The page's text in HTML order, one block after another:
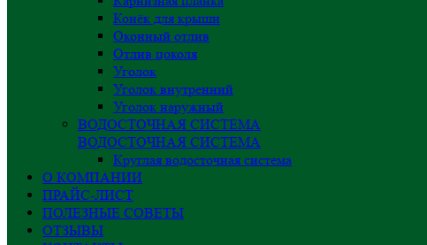
Конёк для крыши
Оконный отлив
Отлив цоколя
Уголок
Уголок внутренний
Уголок наружный
ВОДОСТОЧНАЯ СИСТЕМА
ВОДОСТОЧНАЯ СИСТЕМА
Круглая водосточная система
О КОМПАНИИ
ПРАЙС-ЛИСТ
ПОЛЕЗНЫЕ СОВЕТЫ
ОТЗЫВЫ